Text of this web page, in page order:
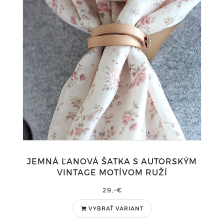
JEMNÁ ĽANOVÁ ŠATKA S AUTORSKÝM
VINTAGE MOTÍVOM RUŽÍ
29,-€
VYBRAŤ VARIANT